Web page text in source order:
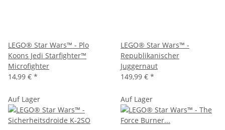
LEGO® Star Wars™ - Plo
Koons Jedi Starfighter™
Microfighter
14,99 € *
LEGO® Star Wars™ -
Republikanischer
Juggernaut
149,99 € *
Auf Lager Auf Lager